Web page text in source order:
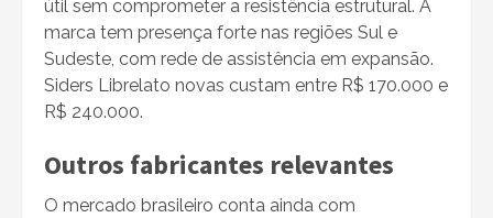
útil sem comprometer a resistência estrutural. A
marca tem presença forte nas regiões Sul e
Sudeste, com rede de assistência em expansão.
Siders Librelato novas custam entre R$ 170.000 e
R$ 240.000.
Outros fabricantes relevantes
O mercado brasileiro conta ainda com